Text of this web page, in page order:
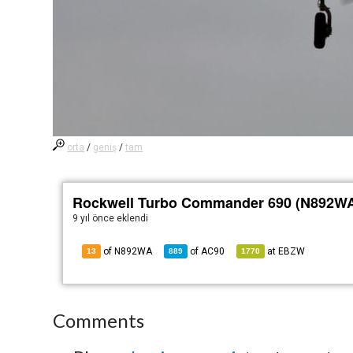
orta / geniş /tam
Rockwell Turbo Commander 690
9 yıl önce eklendi
13 of N892WA 889 ofAC90 1770 at EBZW
Comments